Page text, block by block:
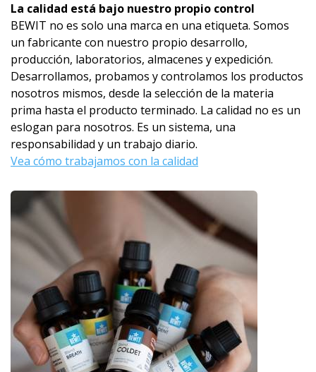
La calidad está bajo nuestro propio control
BEWIT no es solo una marca en una etiqueta. Somos
un fabricante con nuestro propio desarrollo,
producción, laboratorios, almacenes y expedición.
Desarrollamos, probamos y controlamos los productos
nosotros mismos, desde la selección de la materia
prima hasta el producto terminado. La calidad no es un
eslogan para nosotros. Es un sistema, una
responsabilidad y un trabajo diario.
Vea cómo trabajamos con la calidad